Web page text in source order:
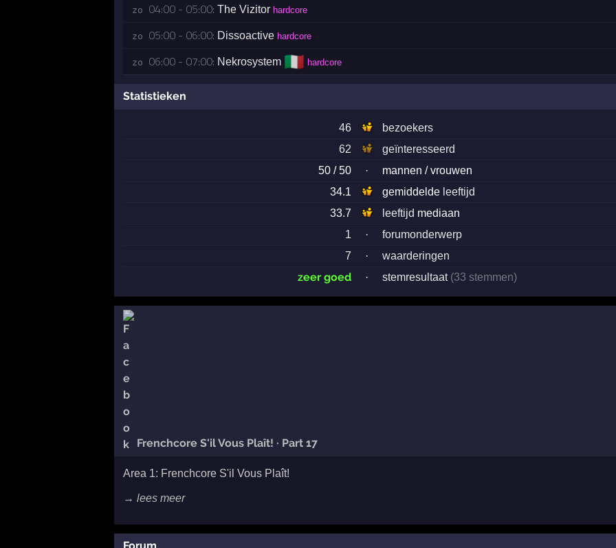
zo 04:00 - 05:00: The Vizitor hardcore
zo 05:00 - 06:00: Dissoactive hardcore
zo 06:00 - 07:00: Nekrosystem 🇮🇹 hardcore
Statistieken
46
bezoekers
62
geïnteresseerd
50 / 50
·
mannen / vrouwen
34.1
gemiddelde leeftijd
33.7
leeftijd mediaan
1
·
forumonderwerp
7
· waarderingen
zeer goed · stemresultaat (33 stemmen)
Frenchcore S'il Vous Plaît! · Part 17
Area 1: Frenchcore S'il Vous Plaît!
→ lees meer